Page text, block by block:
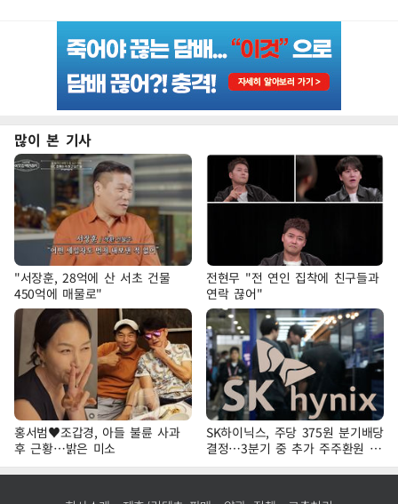
많이 본 기사
"서장훈, 28억에 산 서초 건물
450억에 매물로"
전현무 "전 연인 집착에 친구들과
연락 끊어"
홍서범♥조갑경, 아들 불륜 사과
후 근황…밝은 미소
SK하이닉스, 주당 375원 분기배당
결정…3분기 중 추가 주주환원 발
표